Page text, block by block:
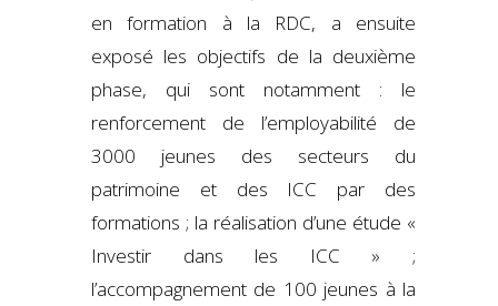
en formation à la RDC, a ensuite
exposé les objectifs de la deuxième
phase, qui sont notamment : le
renforcement de l’employabilité de
3000 jeunes des secteurs du
patrimoine et des ICC par des
formations ; la réalisation d’une étude «
Investir dans les ICC » ;
l’accompagnement de 100 jeunes à la